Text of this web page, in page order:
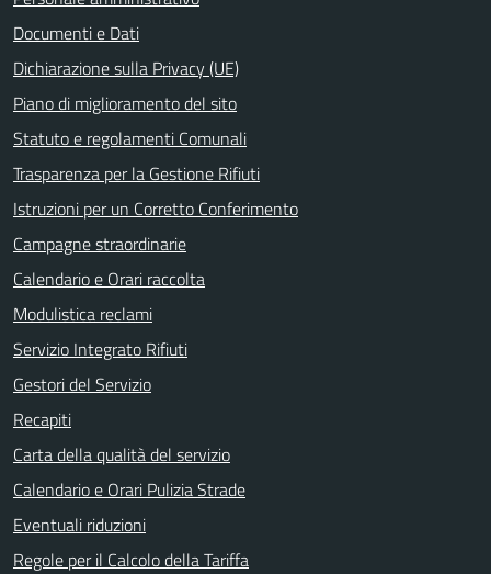
Documenti e Dati
Dichiarazione sulla Privacy (UE)
Piano di miglioramento del sito
Statuto e regolamenti Comunali
Trasparenza per la Gestione Rifiuti
Istruzioni per un Corretto Conferimento
Campagne straordinarie
Calendario e Orari raccolta
Modulistica reclami
Servizio Integrato Rifiuti
Gestori del Servizio
Recapiti
Carta della qualità del servizio
Calendario e Orari Pulizia Strade
Eventuali riduzioni
Regole per il Calcolo della Tariffa